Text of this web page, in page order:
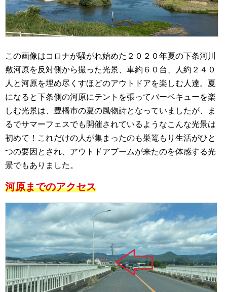
この画像はコロナが騒がれ始めた２０２０年夏の下条河川
敷河原を反対側から撮った光景、車約６０台、人約２４０
人と河原を埋め尽くすほどのアウトドアを楽しむ人達。夏
になると下条側の河原にテントを張ってバーベキューを楽
しむ光景は、豊橋市の夏の風物詩となっていましたが、ま
るでサマーフェスでも開催されているようなこんな光景は
初めて！これだけの人が集まったのも巣篭もり生活がひと
つの要因とされ、アウトドアブームが来たのを体感する光
景でもありました。
河原までのアクセス